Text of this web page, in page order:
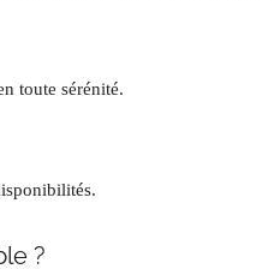
toute sérénité.
?